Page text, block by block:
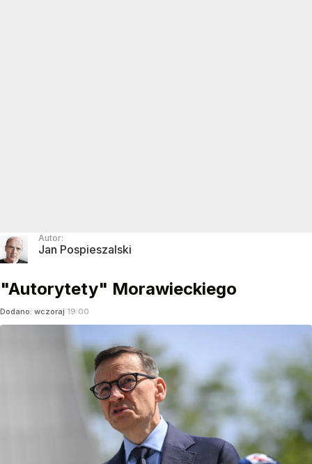
Autor:
Jan Pospieszalski
"Autorytety" Morawieckiego
Dodano: wczoraj 19:00